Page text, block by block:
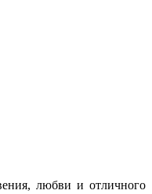
любви и отличного